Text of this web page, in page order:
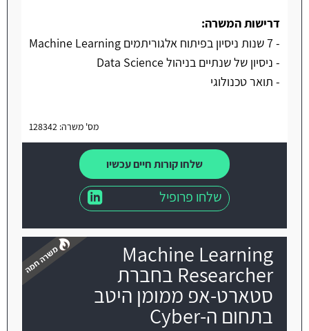
דרישות המשרה:
- 7 שנות ניסיון בפיתוח אלגוריתמים Machine Learning
- ניסיון של שנתיים בניהול Data Science
- תואר טכנולוגי
מס' משרה: 128342
שלחו קורות חיים עכשיו
שלחו פרופיל
Machine Learning
Researcher בחברת
סטארט-אפ ממומן היטב
בתחום ה-Cyber